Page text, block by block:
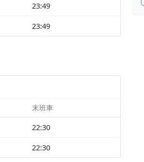
23:49
23:49
末班車
22:30
22:30